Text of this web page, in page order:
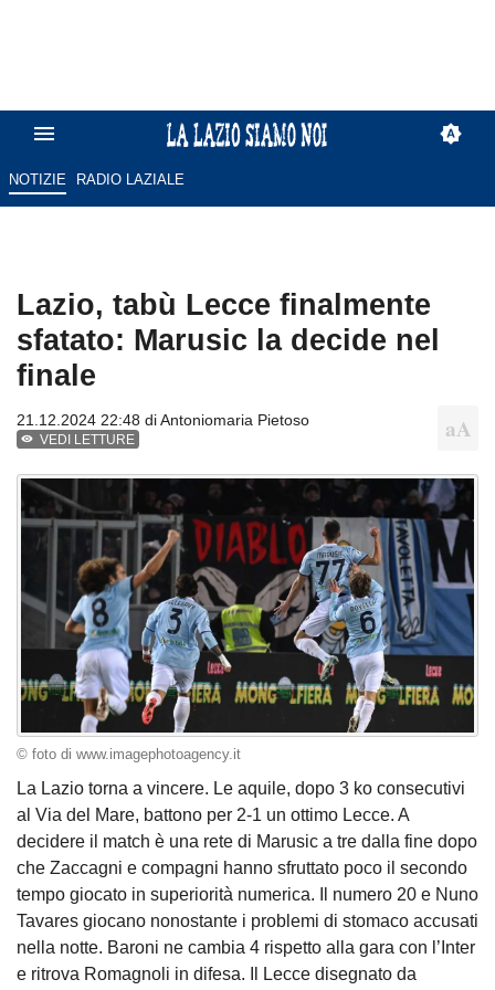
NOTIZIE RADIO LAZIALE
Lazio, tabù Lecce finalmente
sfatato: Marusic la decide nel
finale
21.12.2024 22:48 diAntoniomaria Pietoso
VEDI LETTURE
© foto di www.imagephotoagency.it
La Lazio torna a vincere. Le aquile, dopo 3 ko consecutivi
al Via del Mare, battono per 2-1 un ottimo Lecce. A
decidere il match è una rete di Marusic a tre dalla fine dopo
che Zaccagni e compagni hanno sfruttato poco il secondo
tempo giocato in superiorità numerica. Il numero 20 e Nuno
Tavares giocano nonostante i problemi di stomaco accusati
nella notte. Baroni ne cambia 4 rispetto alla gara con l’Inter
e ritrova Romagnoli in difesa. Il Lecce disegnato da